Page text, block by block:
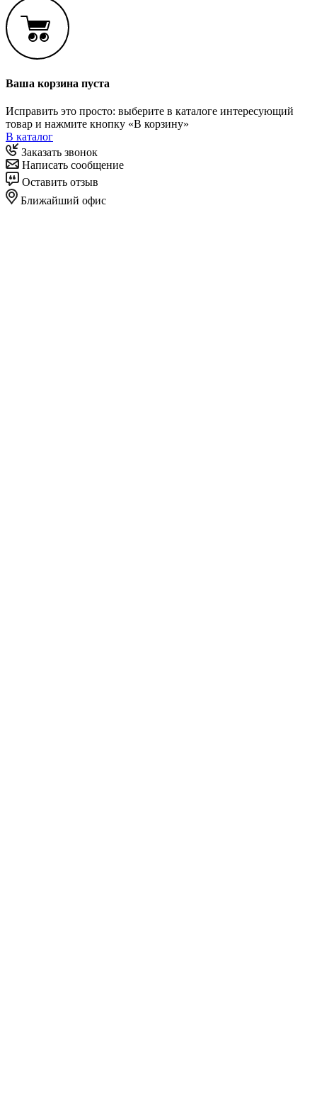
Ваша корзина пуста
Исправить это просто: выберите в каталоге интересующий
товар и нажмите кнопку «В корзину»
В каталог
Заказать звонок
Написать сообщение
Оставить отзыв
Ближайший офис